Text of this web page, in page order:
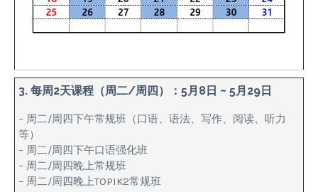
3. 每周2天课程（周二/周四）：5月8日 ~ 5月29日
– 周二/周四下午常规班（口语、语法、写作、阅读、听力
等）
– 周二/周四下午口语强化班
– 周二/周四晚上常规班
– 周二/周四晚上TOPIK2常规班